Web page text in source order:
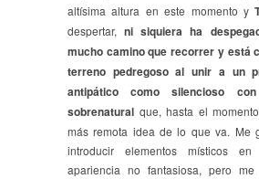
altísima altura en este momento y
despertar,ni siquiera ha
mucho camino que recorrer y está
terreno pedregoso al unir a un
antipático como silencioso
sobrenatural que, hasta el
más remota idea de lo que va. Me
introducir elementos místicos
apariencia no fantasiosa, pero